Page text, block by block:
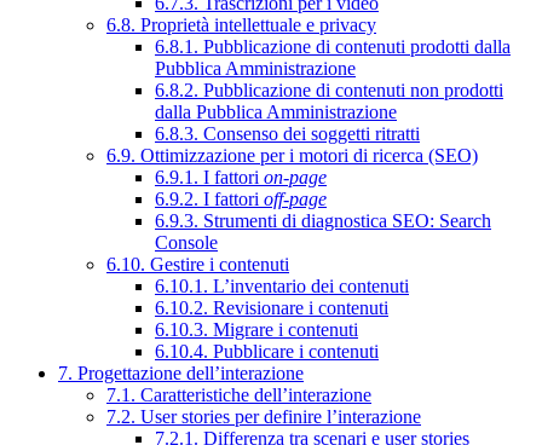
6.8. Proprietà intellettuale e privacy
6.8.1. Pubblicazione di contenuti prodotti dalla
Pubblica Amministrazione
6.8.2. Pubblicazione di contenuti non prodotti
dalla Pubblica Amministrazione
6.8.3. Consenso dei soggetti ritratti
6.9. Ottimizzazione per i motori di ricerca (SEO)
6.9.1. I fattori on-page
6.9.2. I fattori off-page
6.9.3. Strumenti di diagnostica SEO: Search
Console
6.10. Gestire i contenuti
6.10.1. L’inventario dei contenuti
6.10.2. Revisionare i contenuti
6.10.3. Migrare i contenuti
6.10.4. Pubblicare i contenuti
7. Progettazione dell’interazione
7.1. Caratteristiche dell’interazione
7.2. User stories per definire l’interazione
7.2.1. Differenza tra scenari e user stories